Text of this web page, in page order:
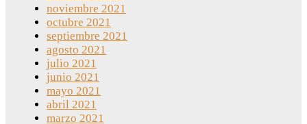
noviembre 2021
octubre 2021
septiembre 2021
agosto 2021
julio 2021
junio 2021
mayo 2021
abril 2021
marzo 2021